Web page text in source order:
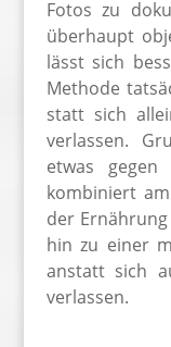
Fotos zu
überhaupt
lässt sich
Methode
statt sich
verlassen.
etwas gegen
kombiniert
der
hin zu einer
anstatt sich
verlassen.